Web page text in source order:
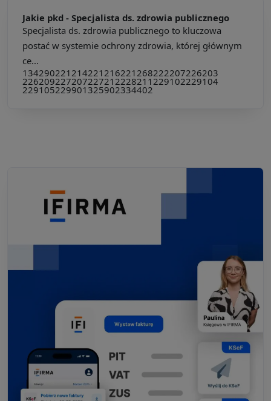
Jakie pkd - Specjalista ds. zdrowia publicznego
Specjalista ds. zdrowia publicznego to kluczowa
postać w systemie ochrony zdrowia, której głównym
ce...
134290221214221216221268222207226203
226209227207227212228211 229102229104
229105229901325902334402